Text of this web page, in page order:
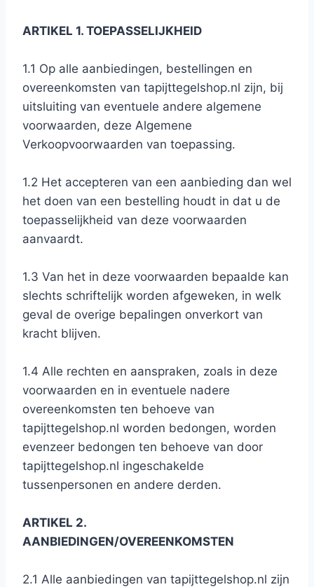
ARTIKEL 1. TOEPASSELIJKHEID
1.1 Op alle aanbiedingen, bestellingen en
overeenkomsten van tapijttegelshop.nl zijn, bij
uitsluiting van eventuele andere algemene
voorwaarden, deze Algemene
Verkoopvoorwaarden van toepassing.
1.2 Het accepteren van een aanbieding dan wel
het doen van een bestelling houdt in dat u de
toepasselijkheid van deze voorwaarden
aanvaardt.
1.3 Van het in deze voorwaarden bepaalde kan
slechts schriftelijk worden afgeweken, in welk
geval de overige bepalingen onverkort van
kracht blijven.
1.4 Alle rechten en aanspraken, zoals in deze
voorwaarden en in eventuele nadere
overeenkomsten ten behoeve van
tapijttegelshop.nl worden bedongen, worden
evenzeer bedongen ten behoeve van door
tapijttegelshop.nl ingeschakelde
tussenpersonen en andere derden.
ARTIKEL 2.
AANBIEDINGEN/OVEREENKOMSTEN
2.1 Alle aanbiedingen van tapijttegelshop.nl zijn